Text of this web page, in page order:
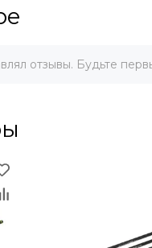
отзывы. Будьте